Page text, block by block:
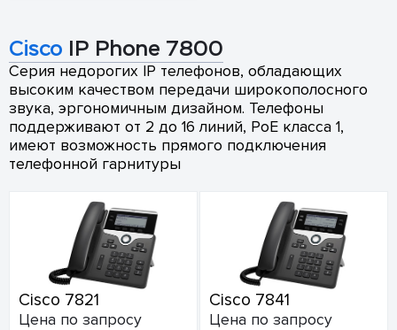
Cisco IP Phone 7800
Серия недорогих IP телефонов, обладающих
высоким качеством передачи широкополосного
звука, эргономичным дизайном. Телефоны
поддерживают от 2 до 16 линий, PoE класса 1,
имеют возможность прямого подключения
телефонной гарнитуры
Cisco 7821
Цена по запросу
Cisco 7841
Цена по запросу